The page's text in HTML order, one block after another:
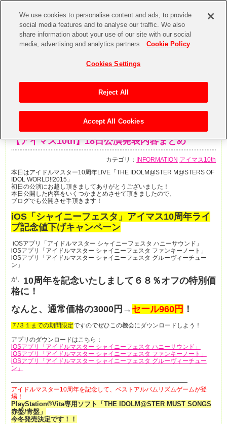
【アイマス10th】18日公演発表内容まとめ
カテゴリ： INFORMATION アイマス10th
本日はアイドルマスター10周年LIVE「THE IDOLM@STER M@STERS OF
IDOL WORLD!!2015」
初日の公演にお越し頂きましてありがとうございました！
本日公開した内容をいくつかまとめさせて頂きましたので、
ブログでも公開させ手頂きます！
iOS「シャイニーフェスタ」アイマス10周年ライ
ブ記念値下げキャンペーン
iOSアプリ「アイドルマスター シャイニーフェスタ ハニーサウンド」
iOSアプリ「アイドルマスター シャイニーフェスタ ファンキーノート」
iOSアプリ「アイドルマスター シャイニーフェスタ グルーヴィーチュー
ン」
が、 10周年を記念いたしまして６８％オフの特別価
格に！
なんと、通常価格の3000円→ セール960円 ！
７/３１までの期間限定ですのでぜひこの機会にダウンロードしよう！
アプリのダウンロードはこちら：
iOSアプリ「アイドルマスター シャイニーフェスタ ハニーサウンド」
iOSアプリ「アイドルマスター シャイニーフェスタ ファンキーノート」
iOSアプリ「アイドルマスター シャイニーフェスタ グルーヴィーチュー
ン」
—————————————————————————————
アイドルマスター10周年を記念して、ベストアルバムリズムゲームが登
場！
PlayStation®Vita専用ソフト「THE IDOLM@STER MUST SONGS
赤盤/青盤」
今冬発売決定です！！
We use cookies to personalise content and ads, to provide
social media features and to analyse our traffic. We also
share information about your use of our site with our social
media, advertising and analytics partners.
Cookie Policy
Cookies Settings
Reject All
Accept All Cookies